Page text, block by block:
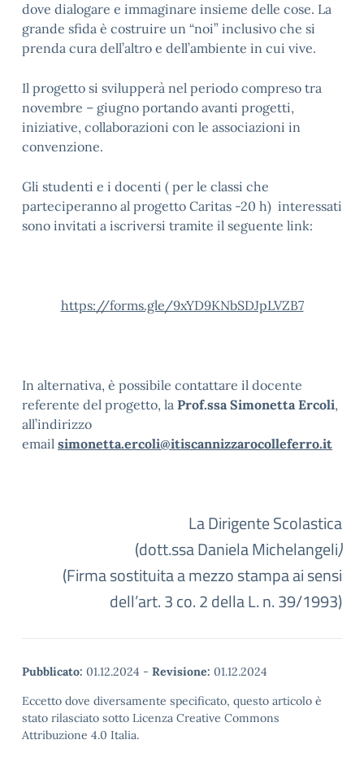
dove dialogare e immaginare insieme delle cose. La
grande sfida è costruire un “noi” inclusivo che si
prenda cura dell’altro e dell’ambiente in cui vive.
Il progetto si svilupperà nel periodo compreso tra
novembre – giugno portando avanti progetti,
iniziative, collaborazioni con le associazioni in
convenzione.
Gli studenti e i docenti ( per le classi che
parteciperanno al progetto Caritas -20 h) interessati
sono invitati a iscriversi tramite il seguente link:
https://forms.gle/9xYD9KNbSDJpLVZB7
In alternativa, è possibile contattare il docente
referente del progetto, la Prof.ssa Simonetta Ercoli,
all’indirizzo
email simonetta.ercoli@itiscannizzarocolleferro.it
La Dirigente Scolastica
(dott.ssa Daniela Michelangeli)
(Firma sostituita a mezzo stampa ai sensi
dell’art. 3 co. 2 della L. n. 39/1993)
Pubblicato: 01.12.2024 - Revisione: 01.12.2024
Eccetto dove diversamente specificato, questo articolo è
stato rilasciato sotto Licenza Creative Commons
Attribuzione 4.0 Italia.